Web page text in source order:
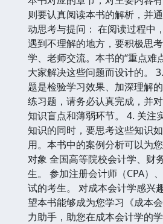
则要认真阅读本书的解析，并
动思考与提问： 在阅读过程中
遇到不理解的地方，要积极思
学、老师交流。本书的“重点难
大家解决这些问题而设计的。
题是检验学习效果、加深理解
练习题，请务必认真完成，并
知识盲点和薄弱环节。 4. 关注
知识的同时，要思考这些知识
用。本书中的案例分析可以为
对象 全国高等院校会计学、财
生。 参加注册会计师（CPA）
试的考生。 对成本会计学感兴
望本书能够成为您学习《成本
力助手，助您在成本会计学的